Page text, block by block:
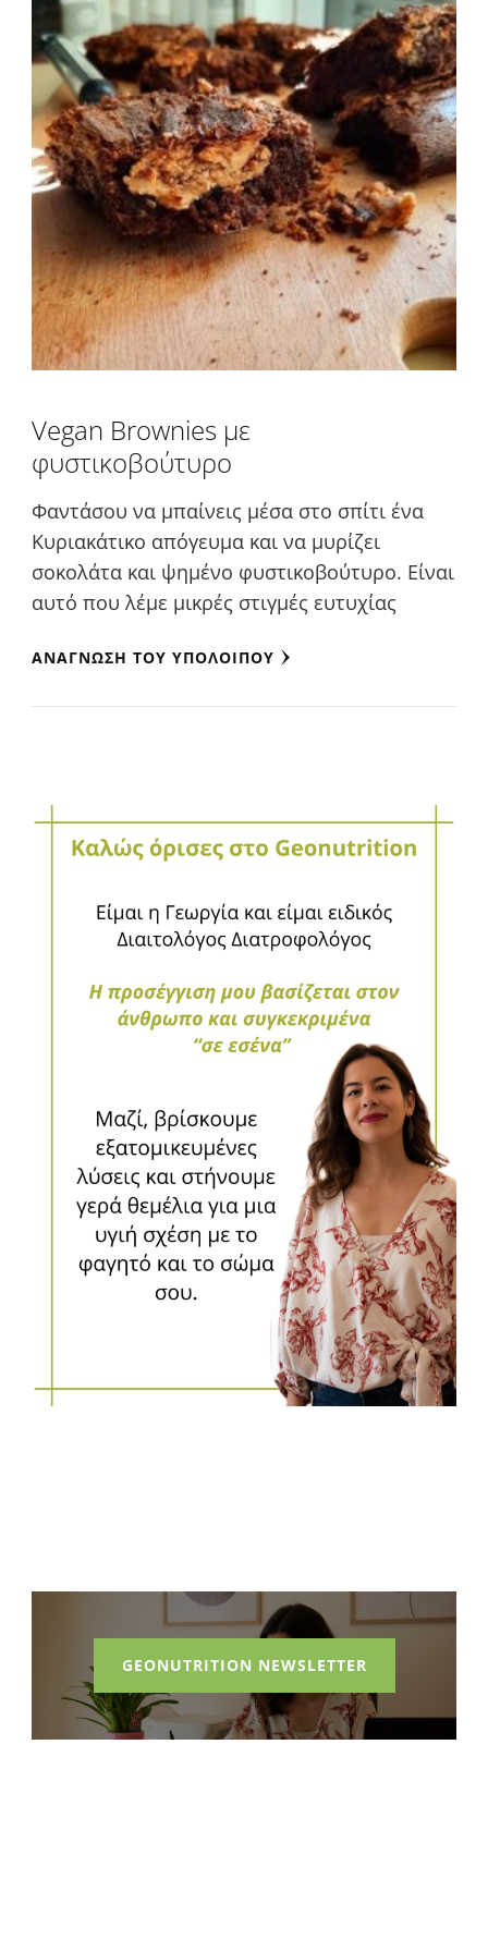
Vegan Brownies με
φυστικοβούτυρο
Φαντάσου να μπαίνεις μέσα στο σπίτι ένα
Κυριακάτικο απόγευμα και να μυρίζει
σοκολάτα και ψημένο φυστικοβούτυρο. Είναι
αυτό που λέμε μικρές στιγμές ευτυχίας
ΑΝΆΓΝΩΣΗ ΤΟΥ ΥΠΟΛΟΊΠΟΥ
GEONUTRITION NEWSLETTER